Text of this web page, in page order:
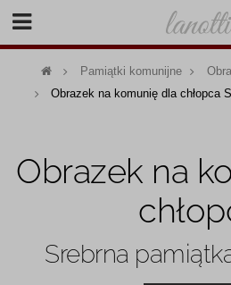
Pamiątki komunijne
Obrazek na komunię dla chłopca
Obrazek na
Srebrna